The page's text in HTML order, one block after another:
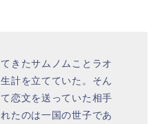
きたサムノムことラオ
計を立てていた。そん
恋文を送っていた相手
たのは一国の世子であ